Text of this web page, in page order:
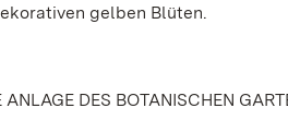
gelben Blüten.
ANLAGE DES BOTANISCHEN